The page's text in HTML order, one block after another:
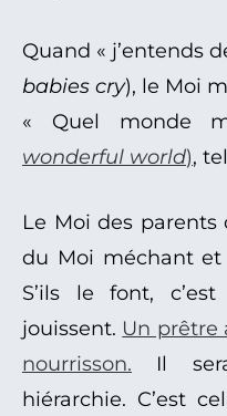
Quand « j’entends
babies cry), le Moi
« Quel monde
wonderful world),
Le Moi des
du Moi méchant
S’ils le font,
jouissent. Un prêtre
nourrisson. Il
hiérarchie. C’est